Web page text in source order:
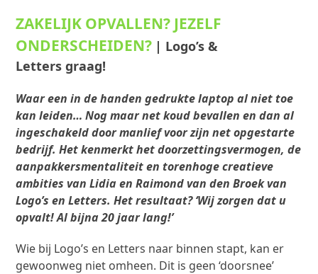
ZAKELIJK OPVALLEN? JEZELF
ONDERSCHEIDEN? | Logo’s &
Letters graag!
Waar een in de handen gedrukte laptop al niet toe
kan leiden… Nog maar net koud bevallen en dan al
ingeschakeld door manlief voor zijn net opgestarte
bedrijf. Het kenmerkt het doorzettingsvermogen, de
aanpakkersmentaliteit en torenhoge creatieve
ambities van Lidia en Raimond van den Broek van
Logo’s en Letters. Het resultaat? ‘Wij zorgen dat u
opvalt! Al bijna 20 jaar lang!’
Wie bij Logo’s en Letters naar binnen stapt, kan er
gewoonweg niet omheen. Dit is geen ‘doorsnee’